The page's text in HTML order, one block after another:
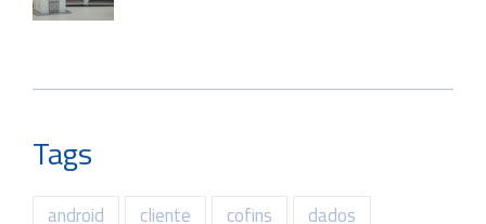
Tags
android cliente cofins
dados